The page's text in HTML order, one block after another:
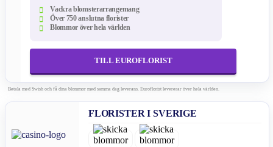
Vackra blomsterarrangemang
Över 750 anslutna florister
Blommor över hela världen
TILL EUROFLORIST
Betala med Swish och få dina blommor med samma dag leverans. Euroflorist levererar över hela världen.
FLORISTER I SVERIGE